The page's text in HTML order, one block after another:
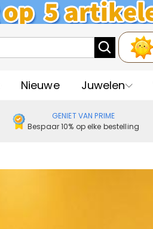
Nieuwe Juwelen
GENIET VAN PRIME
Bespaar 10% op elke bestelling